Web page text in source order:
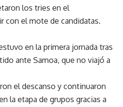
los tries en el
con el mote de candidatas.
en la primera jornada tras
ante Samoa, que no viajó a
el descanso y continuaron
la etapa de grupos gracias a